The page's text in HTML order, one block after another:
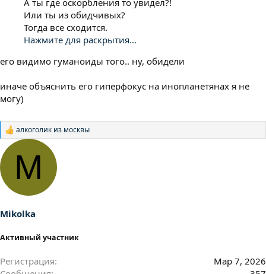
А ты где оскорбления то увидел?!
Или ты из обидчивых?
Тогда все сходится.
Нажмите для раскрытия...
его видимо гуманоиды того.. ну, обидели
иначе объяснить его гиперфокус на инопланетянах я не
могу)
Р
а
и
и
алкоголик из москвы
M
Mikolka
Активный участник
Регистрация
Мар 7, 2026